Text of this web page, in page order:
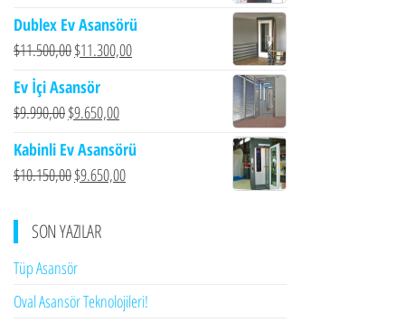
$8.449,00.fiyat:
$7.950,00.
Dublex Ev Asansörü
$11.500,00Orijinal
$11.500,00.
$11.300,00Şu
Ev İçi Asansör
$9.990,00Orijinal
$9.990,00.
$9.650,00Şu
fiyat:
$9.650,00.
Kabinli Ev Asansörü
$10.150,00Orijinal
$10.150,00.
$9.650,00Şu
SON YAZILAR
Tüp Asansör
Oval Asansör Teknolojileri!